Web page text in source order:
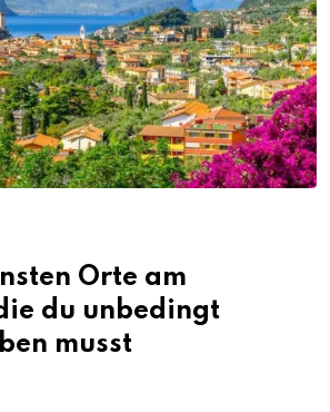
Orte am
du unbedingt
musst